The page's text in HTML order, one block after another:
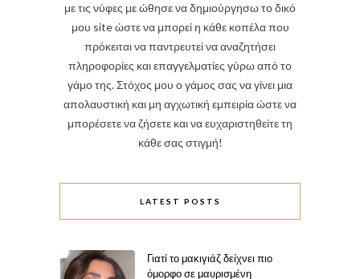
με τις νύφες με ώθησε να δημιούργησω το δικό
μου site ώστε να μπορεί η κάθε κοπέλα που
πρόκειται να παντρευτεί να αναζητήσει
πληροφορίες και επαγγελματίες γύρω από το
γάμο της. Στόχος μου ο γάμος σας να γίνει μια
απολαυστική και μη αγχωτική εμπειρία ώστε να
μπορέσετε να ζήσετε και να ευχαριστηθείτε τη
κάθε σας στιγμή!
LATEST POSTS
Γιατί το μακιγιάζ δείχνει πιο
όμορφο σε μαυρισμένη